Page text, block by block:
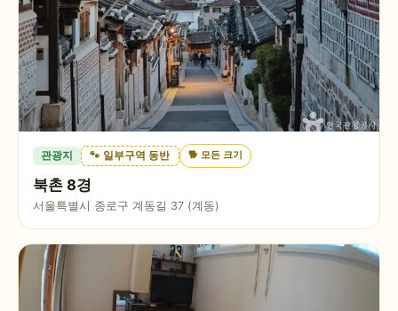
관광지 🐾 일부구역 동반 🐕 모든 크기
북촌 8경
서울특별시 종로구 계동길 37 (계동)